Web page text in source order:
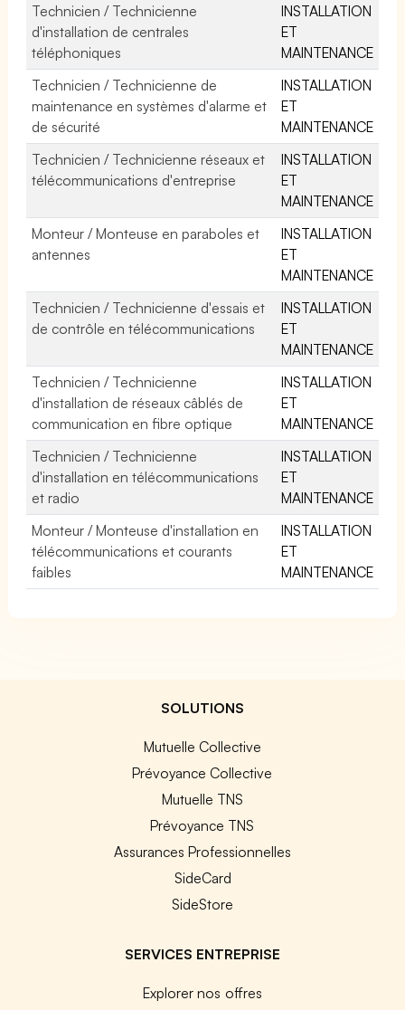
Technicien / Technicienne
d'installation de centrales
téléphoniques
INSTALLATION
ET
MAINTENANCE
Technicien / Technicienne de
maintenance en systèmes d'alarme et
de sécurité
INSTALLATION
ET
MAINTENANCE
Technicien / Technicienne réseaux et
télécommunications d'entreprise
INSTALLATION
ET
MAINTENANCE
Monteur / Monteuse en paraboles et
antennes
INSTALLATION
ET
MAINTENANCE
Technicien / Technicienne d'essais et
de contrôle en télécommunications
INSTALLATION
ET
MAINTENANCE
Technicien / Technicienne
d'installation de réseaux câblés de
communication en fibre optique
INSTALLATION
ET
MAINTENANCE
Technicien / Technicienne
d'installation en télécommunications
et radio
INSTALLATION
ET
MAINTENANCE
Monteur / Monteuse d'installation en
télécommunications et courants
faibles
INSTALLATION
ET
MAINTENANCE
SOLUTIONS
Mutuelle Collective
Prévoyance Collective
Mutuelle TNS
Prévoyance TNS
Assurances Professionnelles
SideCard
SideStore
SERVICES ENTREPRISE
Explorer nos offres